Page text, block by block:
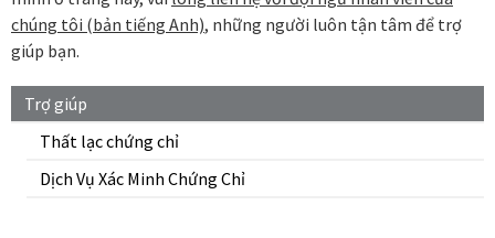
Trợ giúp
Thất lạc chứng chỉ
Dịch Vụ Xác Minh Chứng Chỉ
chúng tôi (bản tiếng Anh), những người luôn tận tâm để trợ
giúp bạn.